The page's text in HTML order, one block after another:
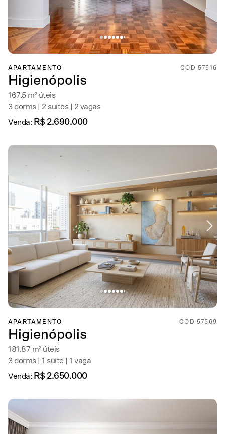
APARTAMENTO COD 57516
Higienópolis
167.5 m² úteis
3 dorms | 2 suítes | 2 vagas
Venda: R$ 2.690.000
APARTAMENTO COD 57569
Higienópolis
181.87 m² úteis
3 dorms | 1 suíte | 1 vaga
Venda: R$ 2.650.000